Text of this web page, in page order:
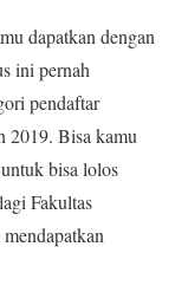
dapatkan dengan
ini pernah
pendaftar
2019. Bisa kamu
bisa lolos
Fakultas